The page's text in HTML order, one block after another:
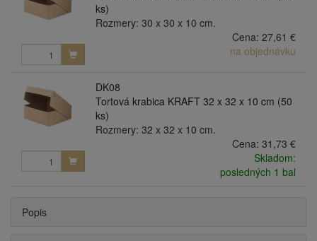
ks)
Rozmery: 30 x 30 x 10 cm.
Cena: 27,61 €
na objednávku
DK08
Tortová krabica KRAFT 32 x 32 x 10 cm (50
ks)
Rozmery: 32 x 32 x 10 cm.
Cena: 31,73 €
Skladom:
posledných 1 bal
Popis